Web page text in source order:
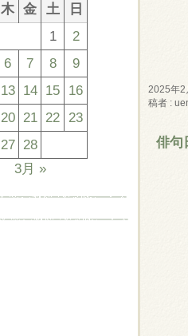
2025年2
稿者 :
俳句
木 金 土
日
1
2
6 7 8
9
13 14 15 16
20 21 22 23
27 28
3月 »